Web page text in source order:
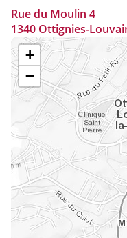
Rue du Moulin 4
1340 Ottignies-
+
−